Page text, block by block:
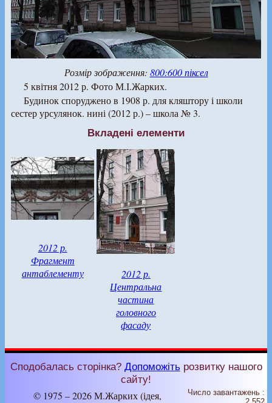
Розмір зображення: 800:600 піксел
5 квітня 2012 р. Фото М.І.Жарких.
Будинок споруджено в 1908 р. для кляштору і школи
сестер урсулянок. нині (2012 р.) – школа № 3.
Вкладені елементи
2012 р.
Фрагмент
антаблементу
2012 р.
Центральна
частина
головного
фасаду
Сподобалась сторінка? Допоможіть розвитку нашого
сайту!
© 1975 – 2026 М.Жарких (ідея,
Число завантажень :